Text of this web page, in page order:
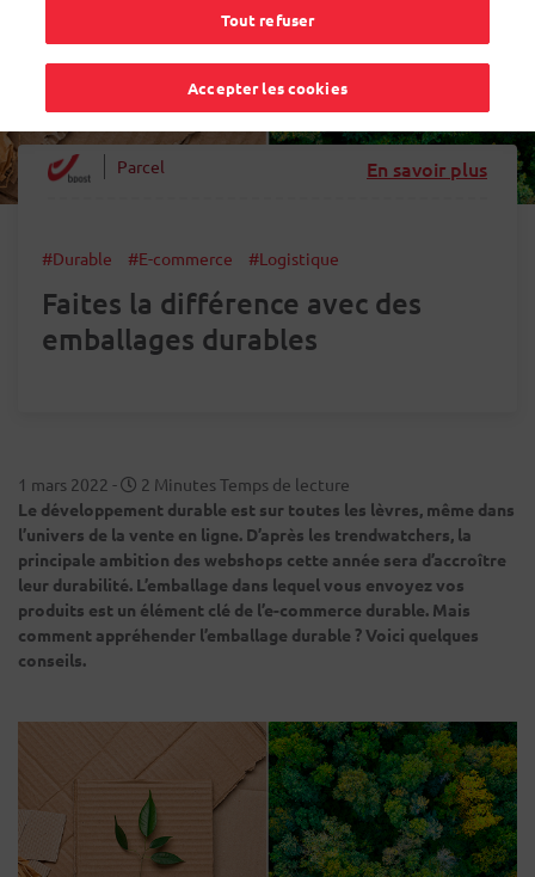
Parcel En savoir plus
#Durable #E-commerce #Logistique
Faites la différence avec des
emballages durables
1 mars 2022 -
2 Minutes Temps de lecture
Le développement durable est sur toutes les lèvres, même dans
l’univers de la vente en ligne. D’après les trendwatchers, la
principale ambition des webshops cette année sera d’accroître
leur durabilité. L’emballage dans lequel vous envoyez vos
produits est un élément clé de l’e-commerce durable. Mais
comment appréhender l’emballage durable ? Voici quelques
conseils.
Tout refuser
Accepter les cookies